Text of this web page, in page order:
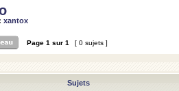
xantox
Page 1 sur 1 [ 0 sujets ]
Sujets